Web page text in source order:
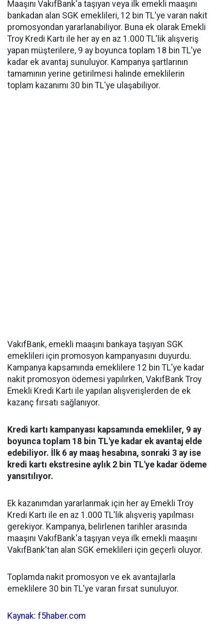
Maaşını VakıfBank'a taşıyan veya ilk emekli maaşını
bankadan alan SGK emeklileri, 12 bin TL'ye varan nakit
promosyondan yararlanabiliyor. Buna ek olarak Emekli
Troy Kredi Kartı ile her ay en az 1.000 TL'lik alışveriş
yapan müşterilere, 9 ay boyunca toplam 18 bin TL'ye
kadar ek avantaj sunuluyor. Kampanya şartlarının
tamamının yerine getirilmesi halinde emeklilerin
toplam kazanımı 30 bin TL'ye ulaşabiliyor.
VakıfBank, emekli maaşını bankaya taşıyan SGK
emeklileri için promosyon kampanyasını duyurdu.
Kampanya kapsamında emeklilere 12 bin TL'ye kadar
nakit promosyon ödemesi yapılırken, VakıfBank Troy
Emekli Kredi Kartı ile yapılan alışverişlerden de ek
kazanç fırsatı sağlanıyor.
Kredi kartı kampanyası kapsamında emekliler, 9 ay
boyunca toplam 18 bin TL'ye kadar ek avantaj elde
edebiliyor. İlk 6 ay maaş hesabına, sonraki 3 ay ise
kredi kartı ekstresine aylık 2 bin TL'ye kadar ödeme
yansıtılıyor.
Ek kazanımdan yararlanmak için her ay Emekli Troy
Kredi Kartı ile en az 1.000 TL'lik alışveriş yapılması
gerekiyor. Kampanya, belirlenen tarihler arasında
maaşını VakıfBank'a taşıyan veya ilk emekli maaşını
VakıfBank'tan alan SGK emeklileri için geçerli oluyor.
Toplamda nakit promosyon ve ek avantajlarla
emeklilere 30 bin TL'ye varan fırsat sunuluyor.
Kaynak: f5haber.com